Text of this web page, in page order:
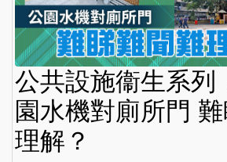
公共設施衞生系
園水機對廁所門
理解？